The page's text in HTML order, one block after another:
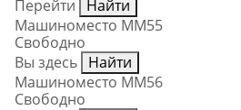
Перейти
Найти
Машиноместо ММ55
Свободно
Вы здесь Найти
Машиноместо ММ56
Свободно